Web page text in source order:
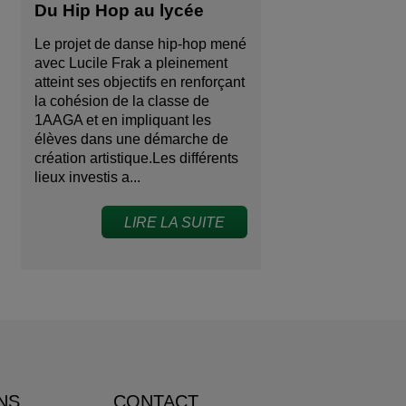
Du Hip Hop au lycée
Le projet de danse hip-hop mené
avec Lucile Frak a pleinement
atteint ses objectifs en renforçant
la cohésion de la classe de
1AAGA et en impliquant les
élèves dans une démarche de
création artistique.Les différents
lieux investis a...
LIRE LA SUITE
CONTACT